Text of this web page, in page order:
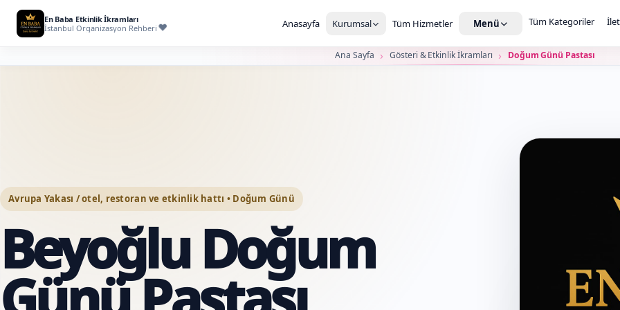
En Baba Etkinlik İkramları
İstanbul Organizasyon Rehberi
Anasayfa Kurumsal Tüm Hizmetler Menü Tüm Kategoriler
Ana Sayfa Gösteri & Etkinlik İkramları Doğum Günü Pastası
Avrupa Yakası / otel, restoran ve etkinlik hattı • Doğum Günü
Beyoğlu Doğum